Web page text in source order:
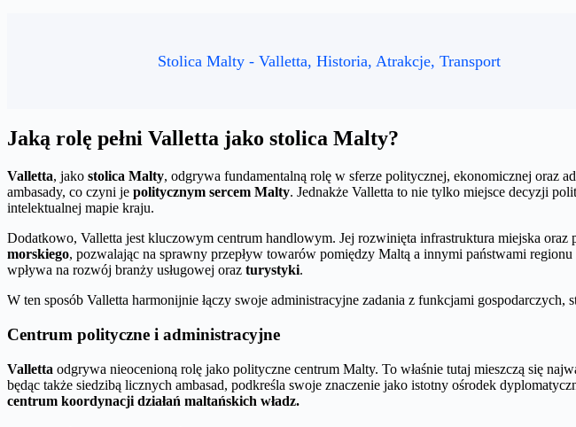
Stolica Malty - Valletta, Historia, Atrakcje, Transport
Jaką rolę pełni Valletta jako stolica Malty?
Valletta, jako stolica Malty, odgrywa fundamentalną rolę w sferze politycznej, ekonomicznej oraz
ambasady, co czyni je politycznym sercem Malty. Jednakże Valletta to nie tylko miejsce decyzji
intelektualnej mapie kraju.
Dodatkowo, Valletta jest kluczowym centrum handlowym. Jej rozwinięta infrastruktura miejska
morskiego, pozwalając na sprawny przepływ towarów pomiędzy Maltą a innymi państwami
wpływa na rozwój branży usługowej oraz turystyki.
W ten sposób Valletta harmonijnie łączy swoje administracyjne zadania z funkcjami
Centrum polityczne i administracyjne
Valletta odgrywa nieocenioną rolę jako polityczne centrum Malty. To właśnie tutaj mieszczą się
będąc także siedzibą licznych ambasad, podkreśla swoje znaczenie jako istotny ośrodek
centrum koordynacji działań maltańskich władz.